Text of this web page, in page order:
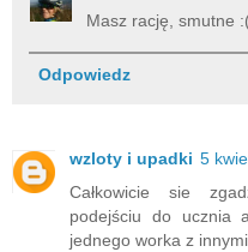
Masz rację, smutne
Odpowiedz
wzloty i upadki 5
Całkowicie sie
podejściu do ucznia
jednego worka z